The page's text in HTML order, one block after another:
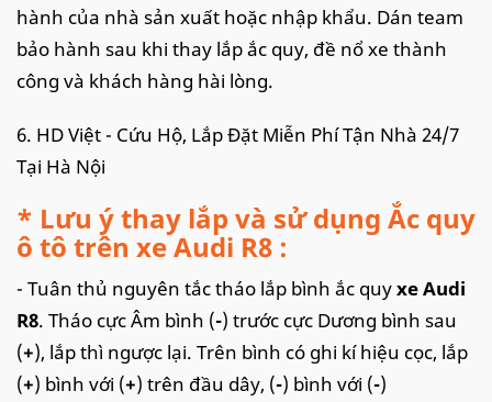
hành của nhà sản xuất hoặc nhập khẩu. Dán team
bảo hành sau khi thay lắp ắc quy, đề nổ xe thành
công và khách hàng hài lòng.
6. HD Việt - Cứu Hộ, Lắp Đặt Miễn Phí Tận Nhà 24/7
Tại Hà Nội
* Lưu ý thay lắp và sử dụng Ắc quy
ô tô trên xe Audi R8 :
- Tuân thủ nguyên tắc tháo lắp bình ắc quyxe Audi
R8. Tháo cực Âm bình (-) trước cực Dương bình sau
(+), lắp thì ngược lại. Trên bình có ghi kí hiệu cọc, lắp
(+) bình với (+) trên đầu dây, (-) bình với (-)